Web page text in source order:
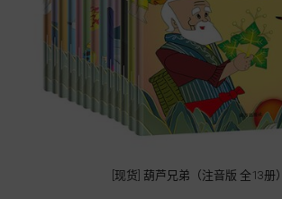
[现货] 葫芦兄弟（注音版 全13册）